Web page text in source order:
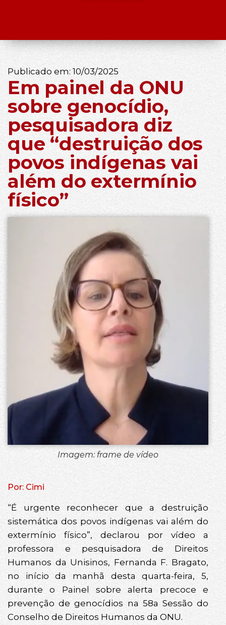
Publicado em: 10/03/2025
Em painel da ONU
sobre genocídio,
pesquisadora diz
que “destruição dos
povos indígenas vai
além do extermínio
físico”
Imagem: frame de vídeo
Por: Cimi
“É urgente reconhecer que a destruição
sistemática dos povos indígenas vai além do
extermínio físico”, declarou por vídeo a
professora e pesquisadora de Direitos
Humanos da Unisinos, Fernanda F. Bragato,
no início da manhã desta quarta-feira, 5,
durante o Painel sobre alerta precoce e
prevenção de genocídios na 58a Sessão do
Conselho de Direitos Humanos da ONU.